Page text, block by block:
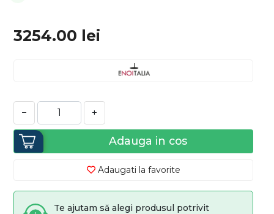
3254.00 lei
− +
Adauga in cos
Adaugati la favorite
Te ajutam să alegi produsul potrivit